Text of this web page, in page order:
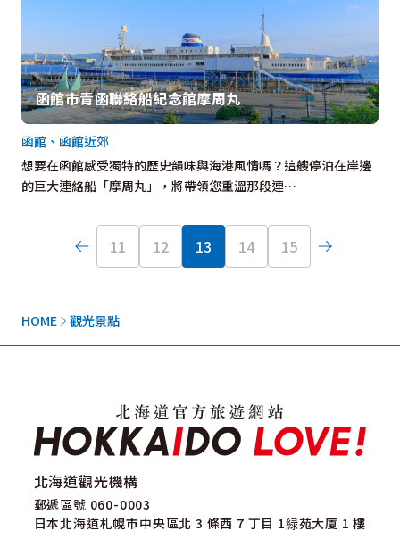
HOME 觀光景點
函館市青函聯絡船紀念館摩周丸
想要在函館感受獨特的歷史韻味與海港風情嗎？這艘停泊在岸邊
的巨大連絡船「摩周丸」，將帶領您重溫那段連…
函館、函館近郊
11 12 13 14 15
北海道觀光機構
郵遞區號 060-0003
日本北海道札幌市中央區北 3 條西 7 丁目 1緑苑大廈 1 樓